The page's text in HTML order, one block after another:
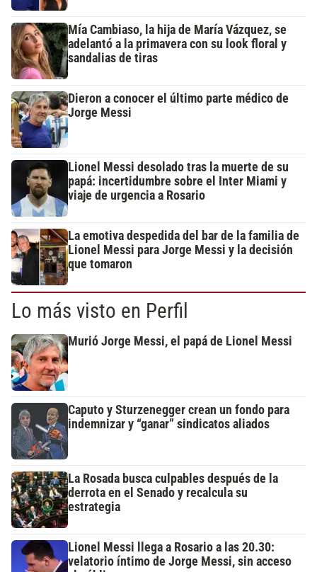
Mía Cambiaso, la hija de María Vázquez, se
adelantó a la primavera con su look floral y
sandalias de tiras
Dieron a conocer el último parte médico de
Jorge Messi
Lionel Messi desolado tras la muerte de su
papá: incertidumbre sobre el Inter Miami y
viaje de urgencia a Rosario
La emotiva despedida del bar de la familia de
Lionel Messi para Jorge Messi y la decisión
que tomaron
Lo más visto en Perfil
Murió Jorge Messi, el papá de Lionel Messi
Caputo y Sturzenegger crean un fondo para
indemnizar y “ganar” sindicatos aliados
La Rosada busca culpables después de la
derrota en el Senado y recalcula su
estrategia
Lionel Messi llega a Rosario a las 20.30:
velatorio íntimo de Jorge Messi, sin acceso